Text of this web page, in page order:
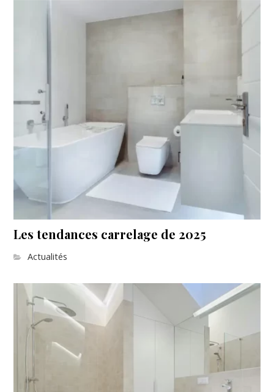
Les tendances carrelage de 2025
Actualités